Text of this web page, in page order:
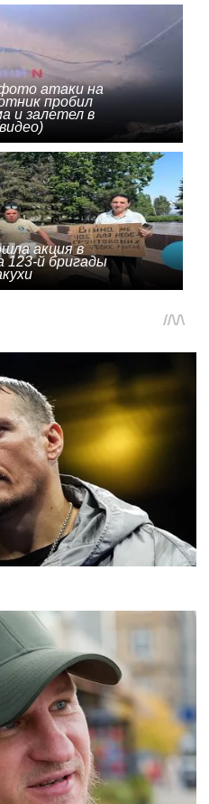
атаки на
пробил
и залетел в
акция в
123-й бригады